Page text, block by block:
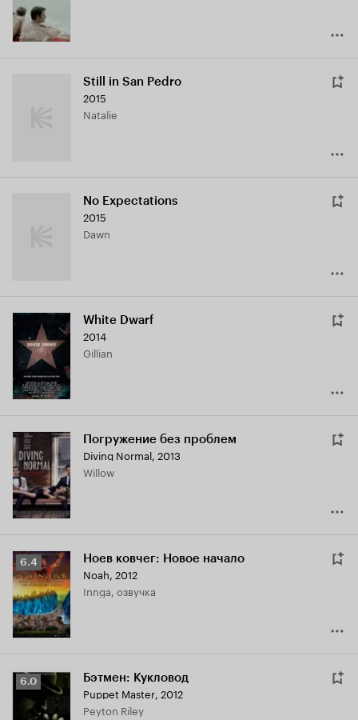
Still in San Pedro
2015
Natalie
No Expectations
2015
Dawn
White Dwarf
2014
Gillian
Погружение без проблем
Diving Normal, 2013
Willow
Рейтинг
Кинопоиска
6.4
6.4 Ноев ковчег: Новое начало
Noah, 2012
Innga, озвучка
Рейтинг
Кинопоиска
6.0
6.0 Бэтмен: Кукловод
Puppet Master, 2012
Peyton Riley